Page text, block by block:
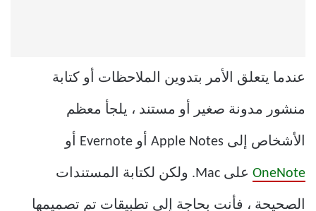
عندما يتعلق الأمر بتدوين الملاحظات أو كتابة
منشور مدونة صغير أو مستند ، يلجأ معظم
الأشخاص إلى Apple Notes أو Evernote أو
OneNote على Mac. ولكن لكتابة المستندات
الصحيحة ، فأنت بحاجة إلى تطبيقات تم تصميمها